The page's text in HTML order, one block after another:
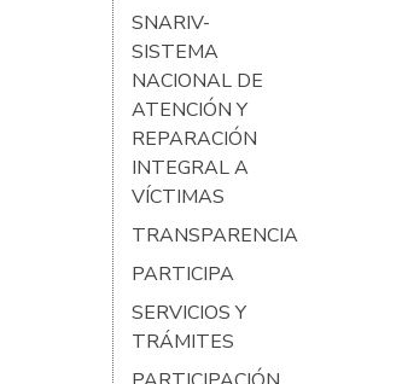
SNARIV-
SISTEMA
NACIONAL DE
ATENCIÓN Y
REPARACIÓN
INTEGRAL A
VÍCTIMAS
TRANSPARENCIA
PARTICIPA
SERVICIOS Y
TRÁMITES